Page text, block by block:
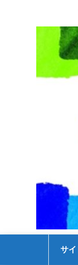
サイ